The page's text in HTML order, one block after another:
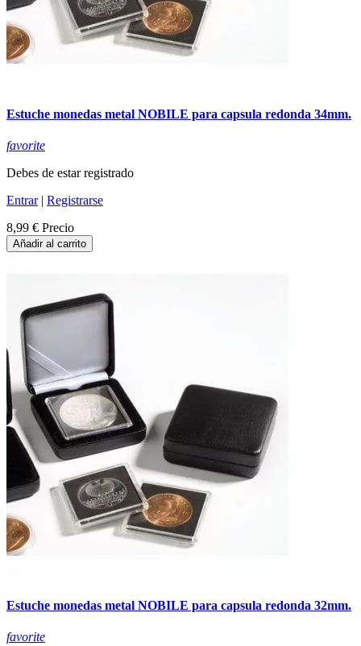
Estuche monedas metal NOBILE para capsula redonda 34mm.
favorite
Debes de estar registrado
Entrar| Registrarse
8,99 € Precio
Añadir al carrito
Estuche monedas metal NOBILE para capsula redonda 32mm.
favorite